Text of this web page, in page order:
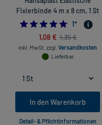
Fixierbinde 4 m x 8 cm, 1 St
5.0
1*
1,08 € 1,35 €
inkl. MwSt. zzgl. Versandkosten
Lieferbar
In den Warenkorb
Detail- & Pflichtinformationen